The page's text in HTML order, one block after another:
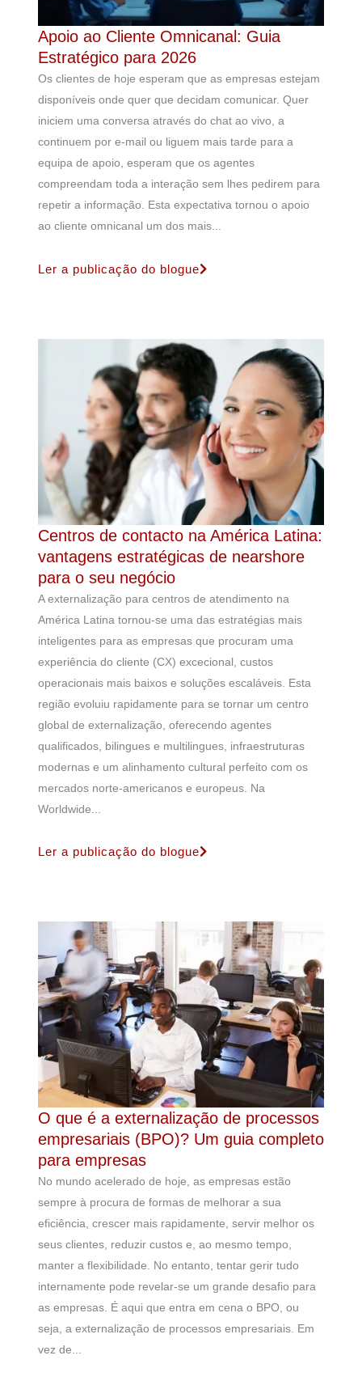
Apoio ao Cliente Omnicanal: Guia
Estratégico para 2026
Os clientes de hoje esperam que as empresas estejam
disponíveis onde quer que decidam comunicar. Quer
iniciem uma conversa através do chat ao vivo, a
continuem por e-mail ou liguem mais tarde para a
equipa de apoio, esperam que os agentes
compreendam toda a interação sem lhes pedirem para
repetir a informação. Esta expectativa tornou o apoio
ao cliente omnicanal um dos mais...
Ler a publicação do blogue
Centros de contacto na América Latina:
vantagens estratégicas de nearshore
para o seu negócio
A externalização para centros de atendimento na
América Latina tornou-se uma das estratégias mais
inteligentes para as empresas que procuram uma
experiência do cliente (CX) excecional, custos
operacionais mais baixos e soluções escaláveis. Esta
região evoluiu rapidamente para se tornar um centro
global de externalização, oferecendo agentes
qualificados, bilingues e multilingues, infraestruturas
modernas e um alinhamento cultural perfeito com os
mercados norte-americanos e europeus. Na
Worldwide...
Ler a publicação do blogue
O que é a externalização de processos
empresariais (BPO)? Um guia completo
para empresas
No mundo acelerado de hoje, as empresas estão
sempre à procura de formas de melhorar a sua
eficiência, crescer mais rapidamente, servir melhor os
seus clientes, reduzir custos e, ao mesmo tempo,
manter a flexibilidade. No entanto, tentar gerir tudo
internamente pode revelar-se um grande desafio para
as empresas. É aqui que entra em cena o BPO, ou
seja, a externalização de processos empresariais. Em
vez de...